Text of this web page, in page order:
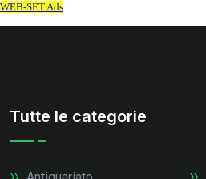
Tutte le categorie